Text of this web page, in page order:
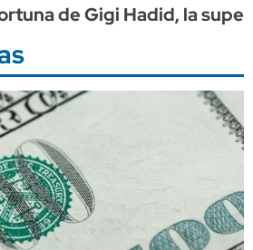
de Gigi Hadid, la